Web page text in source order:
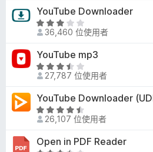
滿
分
分
3
.
3
，
滿
分
5
分
YouTube Downloader
評
價
3
分
，
分
5
分
36,460 位使用者
YouTube mp3
評
價
3
4
，
27,787 位使用者
YouTube Downloader
評
價
4
26,107 位使用者
Open in PDF Reader